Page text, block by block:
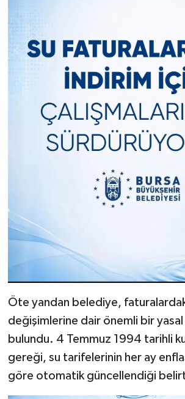
Öte yandan belediye,
değişimlerine dair önemli bir yasal
bulundu. 4 Temmuz 1994 tarihli
gereği, su tarifelerinin her ay
göre otomatik güncellendiği